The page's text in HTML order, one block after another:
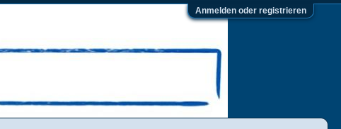
Anmelden oder registrieren